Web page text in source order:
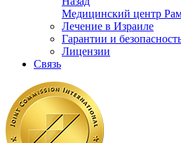
Медицинский центр
Лечение в Израиле
Гарантии и
Лицензии
Связь